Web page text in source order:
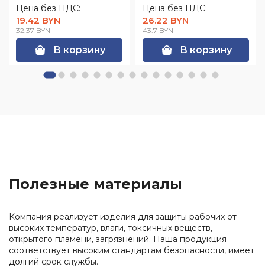
Цена без НДС:
19.42 BYN
32.37 BYN
В корзину
Цена без НДС:
26.22 BYN
43.7 BYN
В корзину
Полезные материалы
Компания реализует изделия для защиты рабочих от
высоких температур, влаги, токсичных веществ,
открытого пламени, загрязнений. Наша продукция
соответствует высоким стандартам безопасности, имеет
долгий срок службы.